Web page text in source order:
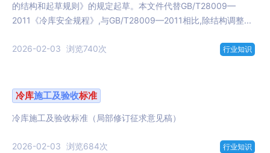
的结构和起草规则》的规定起草。本文件代替GB/T28009—
2011《冷库安全规程》,与GB/T28009—2011相比,除结构调整...
2026-02-03 浏览740次 行业知识
冷库施工及验收标准
冷库施工及验收标准（局部修订征求意见稿）
2026-02-03 浏览684次 行业知识